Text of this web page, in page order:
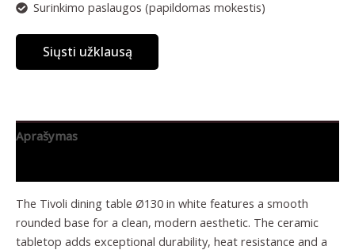
Surinkimo paslaugos (papildomas mokestis)
Siųsti užklausą
Aprašymas
The Tivoli dining table Ø130 in white features a smooth
rounded base for a clean, modern aesthetic. The ceramic
tabletop adds exceptional durability, heat resistance and a